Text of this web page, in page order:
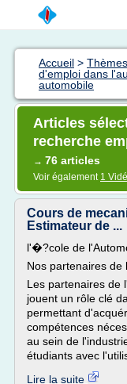
Accueil >
d'emploi dans
automobile
Articles
recherche
→ 76 articles
Voir également 1
Cours de
Estimateur de ...
l'�?cole de
Nos partenaires de
Les partenaires de
jouent un rôle clé
permettant
compétences
au sein de
étudiants avec
Lire la suite